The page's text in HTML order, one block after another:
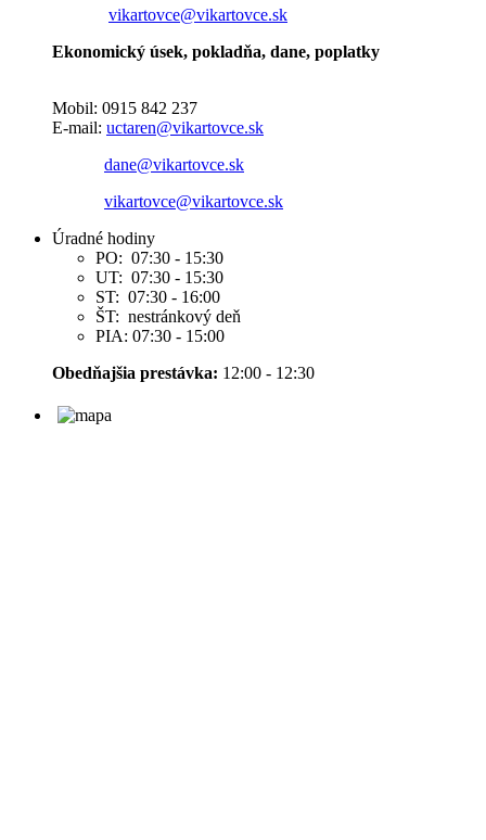
vikartovce@vikartovce.sk
Ekonomický úsek, pokladňa, dane, poplatky
Mobil: 0915 842 237
E-mail: uctaren@vikartovce.sk
dane@vikartovce.sk
vikartovce@vikartovce.sk
Úradné hodiny
PO: 07:30 - 15:30
UT: 07:30 - 15:30
ST: 07:30 - 16:00
ŠT: nestránkový deň
PIA: 07:30 - 15:00
Obedňajšia prestávka: 12:00 - 12:30